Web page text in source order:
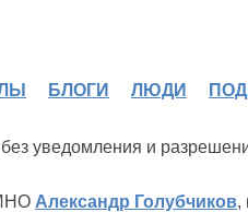
БЛОГИ ЛЮДИ
уведомления и
Александр Голубчиков,